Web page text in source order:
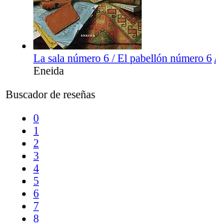
La sala número 6 / El pabellón número 6
Eneida
Buscador de reseñas
0
1
2
3
4
5
6
7
8